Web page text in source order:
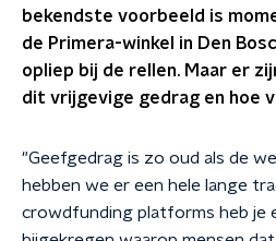
bekendste voorbeeld is
de Primera-winkel in Den
opliep bij de rellen. Maar er
dit vrijgevige gedrag en hoe
"Geefgedrag is zo oud als de
hebben we er een hele lange
crowdfunding platforms heb je